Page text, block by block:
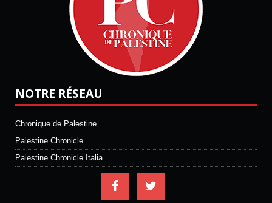
NOTRE RÉSEAU
Chronique de Palestine
Palestine Chronicle
Palestine Chronicle Italia